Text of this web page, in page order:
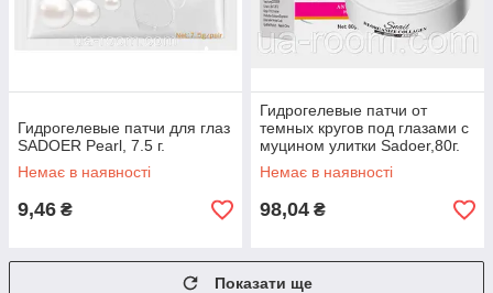
Гидрогелевые патчи для глаз
SADOER Pearl, 7.5 г.
Немає в наявності
9,46 ₴
Гидрогелевые патчи от
темных кругов под глазами с
муцином улитки Sadoer,80г.
Немає в наявності
98,04 ₴
Показати ще